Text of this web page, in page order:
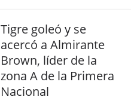
Tigre goleó y se
acercó a Almirante
Brown, líder de la
zona A de la Primera
Nacional